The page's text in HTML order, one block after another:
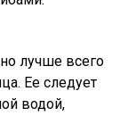
лучше всего
Ее следует
водой,